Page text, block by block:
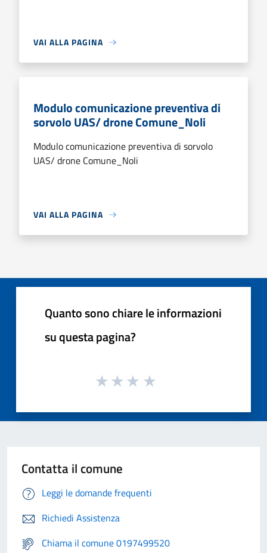
VAI ALLA PAGINA
Modulo comunicazione preventiva di
sorvolo UAS/ drone Comune_Noli
Modulo comunicazione preventiva di sorvolo
UAS/ drone Comune_Noli
VAI ALLA PAGINA
Quanto sono chiare le informazioni
su questa pagina?
Contatta il comune
Leggi le domande frequenti
Richiedi Assistenza
Chiama il comune 0197499520